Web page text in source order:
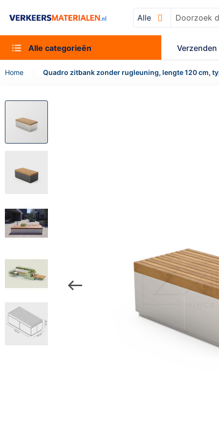
Alle
Alle categorieën
Home Quadro zitbank zonder rugleuning, lengte 120 cm,
Ga
naar
het
afbeeldingen-
gallerij